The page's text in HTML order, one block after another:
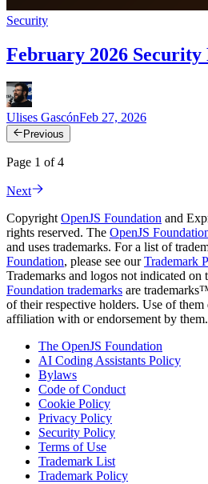
Security
February 2026 Security
Ulises GascónFeb 27, 2026
Previous
Page 1 of 4
Next
CopyrightOpenJS Foundation and
rights reserved. The OpenJS
and uses trademarks. For a list of
Foundation, please see ourTrademark
Trademarks and logos not indicated on
Foundation trademarks are
of their respective holders. Use of
affiliation with or endorsement by them.
The OpenJS Foundation
AI Coding Assistants Policy
Bylaws
Code of Conduct
Cookie Policy
Privacy Policy
Security Policy
Terms of Use
Trademark List
Trademark Policy